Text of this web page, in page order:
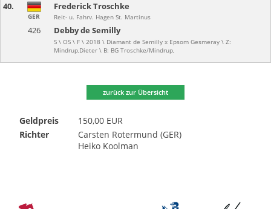
40.
426 Debby de Semilly
S \ OS \ F \ 2018 \ Diamant de Semilly x Epsom Gesmeray \ Z:
Mindrup,Dieter \ B: BG Troschke/Mindrup,
GER
Frederick Troschke
Reit- u. Fahrv. Hagen St. Martinus
zurück zur Übersicht
Geldpreis
150,00 EUR
Richter
Carsten Rotermund (GER)
Heiko Koolman